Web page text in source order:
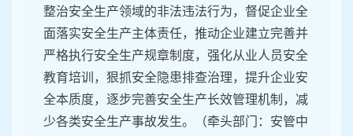
整治安全生产领域的非法违法行为，督促企业全
面落实安全生产主体责任，推动企业建立完善并
严格执行安全生产规章制度，强化从业人员安全
教育培训，狠抓安全隐患排查治理，提升企业安
全本质度，逐步完善安全生产长效管理机制，减
少各类安全生产事故发生。（牵头部门：安管中